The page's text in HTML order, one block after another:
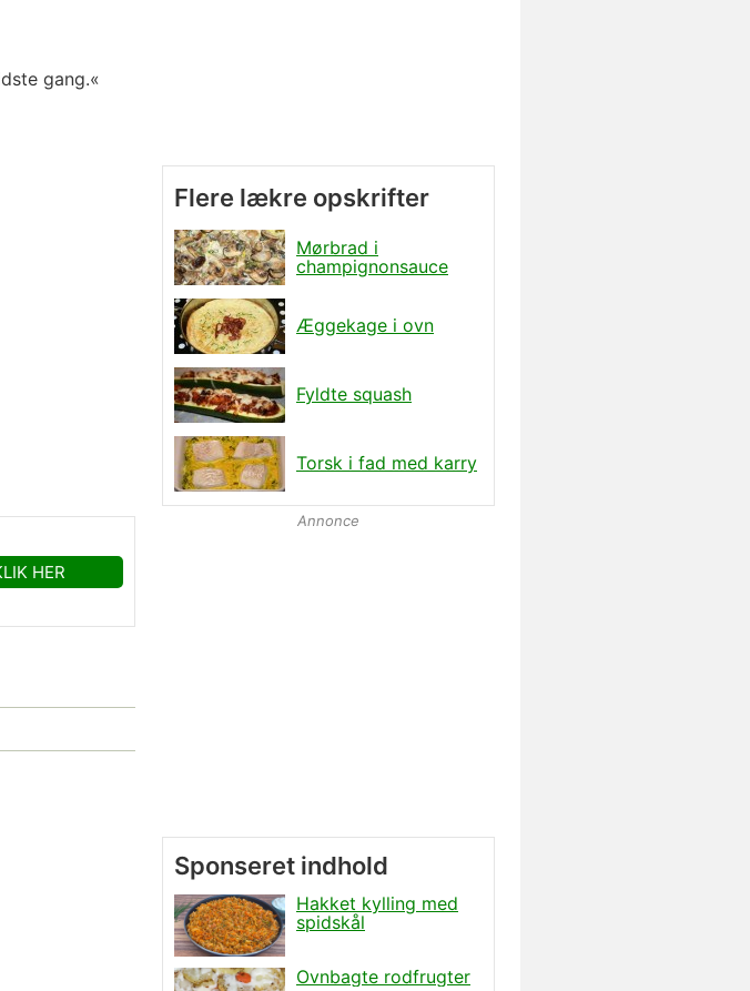
gang.«
HER
Flere lækre opskrifter
Mørbrad i
champignonsauce
Æggekage i ovn
Fyldte squash
Torsk i fad med karry
Annonce